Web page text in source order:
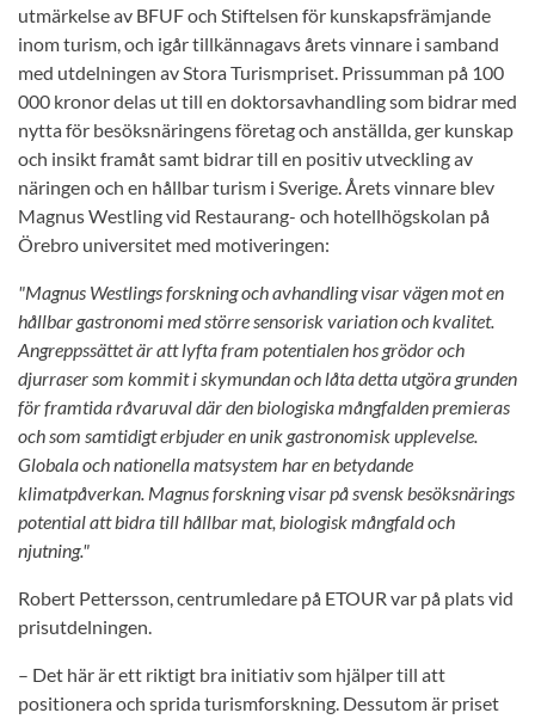
utmärkelse av BFUF och Stiftelsen för kunskapsfrämjande
inom turism, och igår tillkännagavs årets vinnare i samband
med utdelningen av Stora Turismpriset. Prissumman på 100
000 kronor delas ut till en doktorsavhandling som bidrar med
nytta för besöksnäringens företag och anställda, ger kunskap
och insikt framåt samt bidrar till en positiv utveckling av
näringen och en hållbar turism i Sverige. Årets vinnare blev
Magnus Westling vid Restaurang- och hotellhögskolan på
Örebro universitet med motiveringen:
"Magnus Westlings forskning och avhandling visar vägen mot en
hållbar gastronomi med större sensorisk variation och kvalitet.
Angreppssättet är att lyfta fram potentialen hos grödor och
djurraser som kommit i skymundan och låta detta utgöra grunden
för framtida råvaruval där den biologiska mångfalden premieras
och som samtidigt erbjuder en unik gastronomisk upplevelse.
Globala och nationella matsystem har en betydande
klimatpåverkan. Magnus forskning visar på svensk besöksnärings
potential att bidra till hållbar mat, biologisk mångfald och
njutning."
Robert Pettersson, centrumledare på ETOUR var på plats vid
prisutdelningen.
– Det här är ett riktigt bra initiativ som hjälper till att
positionera och sprida turismforskning. Dessutom är priset